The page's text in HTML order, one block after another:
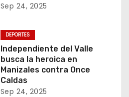
Sep 24, 2025
DEPORTES
Independiente del Valle
busca la heroica en
Manizales contra Once
Caldas
Sep 24, 2025